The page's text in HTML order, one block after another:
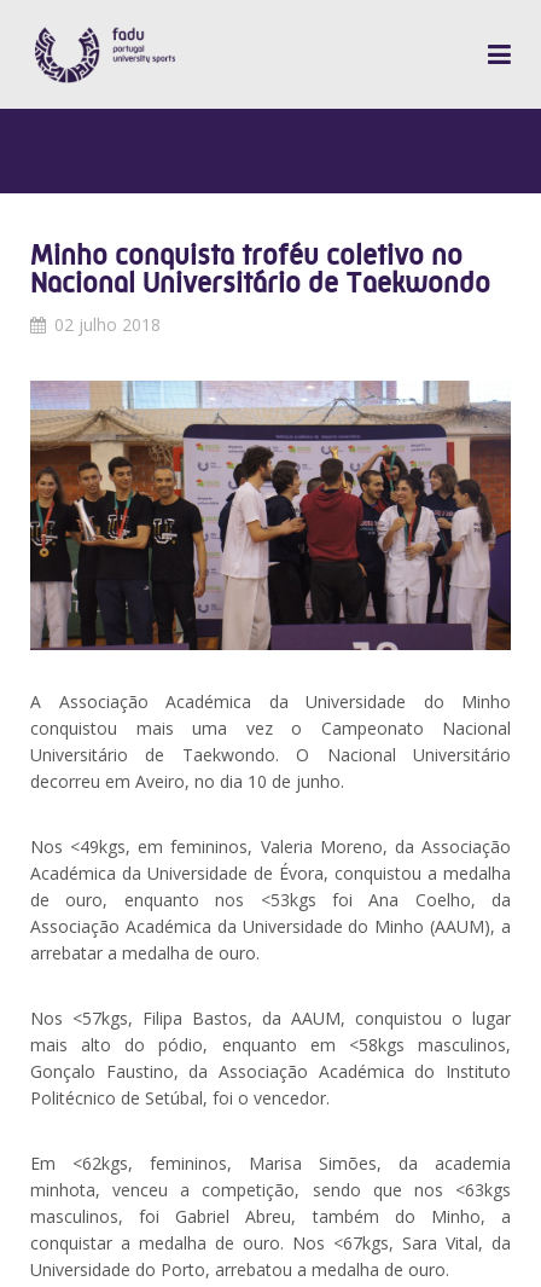
Minho conquista troféu coletivo no
Nacional Universitário de Taekwondo
02 julho 2018
A Associação Académica da Universidade do Minho
conquistou mais uma vez o Campeonato Nacional
Universitário de Taekwondo. O Nacional Universitário
decorreu em Aveiro, no dia 10 de junho.
Nos <49kgs, em femininos, Valeria Moreno, da Associação
Académica da Universidade de Évora, conquistou a medalha
de ouro, enquanto nos <53kgs foi Ana Coelho, da
Associação Académica da Universidade do Minho (AAUM), a
arrebatar a medalha de ouro.
Nos <57kgs, Filipa Bastos, da AAUM, conquistou o lugar
mais alto do pódio, enquanto em <58kgs masculinos,
Gonçalo Faustino, da Associação Académica do Instituto
Politécnico de Setúbal, foi o vencedor.
Em <62kgs, femininos, Marisa Simões, da academia
minhota, venceu a competição, sendo que nos <63kgs
masculinos, foi Gabriel Abreu, também do Minho, a
conquistar a medalha de ouro. Nos <67kgs, Sara Vital, da
Universidade do Porto, arrebatou a medalha de ouro.